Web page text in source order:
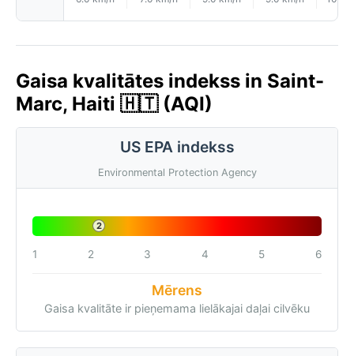
Gaisa kvalitātes indekss in Saint-
Marc, Haiti 🇭🇹 (AQI)
US EPA indekss
Environmental Protection Agency
2
1 2 3 4 5 6
Mērens
Gaisa kvalitāte ir pieņemama lielākajai daļai cilvēku